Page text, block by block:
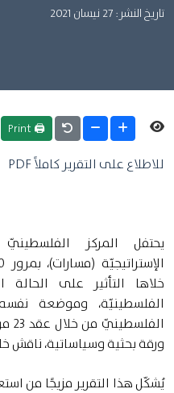
تاريخ النشر: 27 نيسان 2021
🖨 Print
للاطلاع على التقرير كاملاً PDF
يحتفل المركز الفلسطينيّ
خلاها التأثير على الحالة
الفلسطينيّة، وموضعة
ورقة بحثية وسياساتية، ناقش
يُشكّل هذا التقرير مزيجًا من